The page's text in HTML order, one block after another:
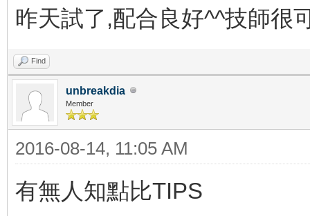
昨天試了,配合良好^^技師很
Find
unbreakdia
Member
2016-08-14, 11:05 AM
有無人知點比TIPS